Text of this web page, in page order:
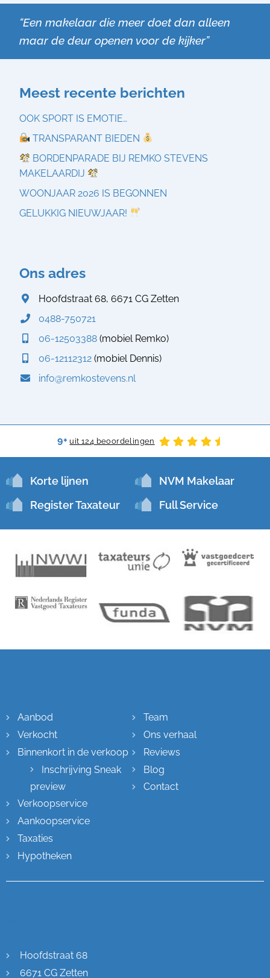
“Een makelaar die meer doet dan alleen
maar de deur openen voor de kijker”
Meest recente berichten
OOK SPORT IS EMOTIE…
TRANSPARANT BIEDEN
BORDENPARADE BIJ REMKO STEVENS
MAKELAARDIJ
WOONJAAR 2026 IS BEGONNEN
GELUKKIG NIEUWJAAR!
Ons adres
Hoofdstraat 68, 6671 CG Zetten
0488-750721
06-12503388 (mobiel Remko)
06-12112312 (mobiel Dennis)
info@remkostevens.nl
9+ uit 124 beoordelingen
Korte lijnen
NVM Makelaar
Register Taxateur
Full Service
Aanbod
Verkocht
Binnenkort in de verkoop
Inschrijving Sneak
preview
Verkoopservice
Aankoopservice
Taxaties
Hypotheken
Team
Ons verhaal
Reviews
Blog
Contact
Hoofdstraat 68
6671 CG Zetten